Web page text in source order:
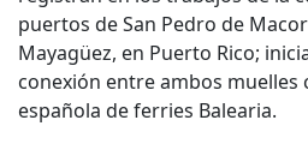
puertos de San Pedro de
Mayagüez, en Puerto Rico;
conexión entre ambos muelles
española de ferries Balearia.